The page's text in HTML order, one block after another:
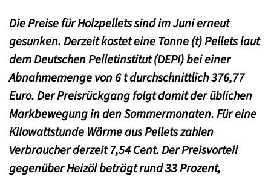
Die Preise für Holzpellets sind im Juni erneut
gesunken. Derzeit kostet eine Tonne (t) Pellets laut
dem Deutschen Pelletinstitut (DEPI) bei einer
Abnahmemenge von 6 t durchschnittlich 376,77
Euro. Der Preisrückgang folgt damit der üblichen
Markbewegung in den Sommermonaten. Für eine
Kilowattstunde Wärme aus Pellets zahlen
Verbraucher derzeit 7,54 Cent. Der Preisvorteil
gegenüber Heizöl beträgt rund 33 Prozent,